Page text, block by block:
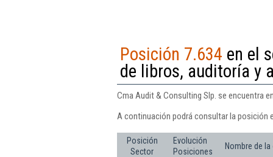
Posición 7.634 en el
de libros, auditoría y
Cma Audit & Consulting Slp. se encuentra
A continuación podrá consultar la posición
Posición
Sector
Evolución
Posiciones
Nombre de